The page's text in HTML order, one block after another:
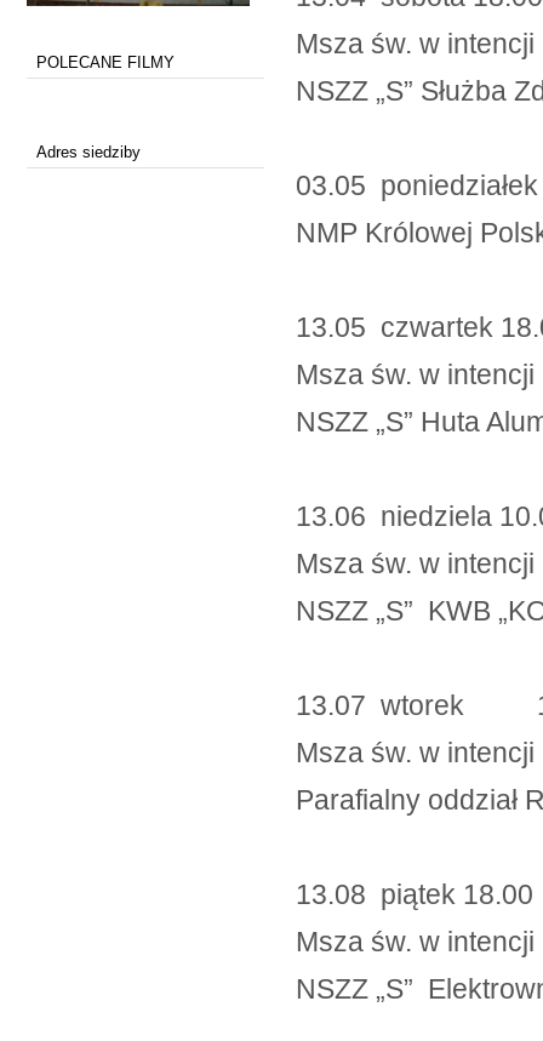
POLECANE FILMY
Adres siedziby
Msza św. w
NSZZ „S” Służba
03.05
NMP Królowej
13.05 czwartek
Msza św. w
NSZZ „S” Huta
13.06 niedziela
Msza św. w
NSZZ „S” KWB
13.07 wtorek
Msza św. w
Parafialny oddział
13.08 piątek 18.00
Msza św. w
NSZZ „S”